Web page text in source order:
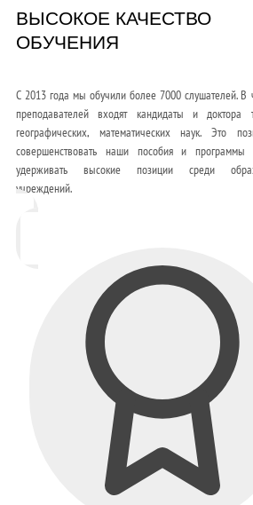
ВЫСОКОЕ КАЧЕСТВО
ОБУЧЕНИЯ
С 2013 года мы обучили более 7000 слушателей. В
преподавателей входят кандидаты и доктора
географических, математических наук. Это
совершенствовать наши пособия и программы
удерживать высокие позиции среди
учреждений.